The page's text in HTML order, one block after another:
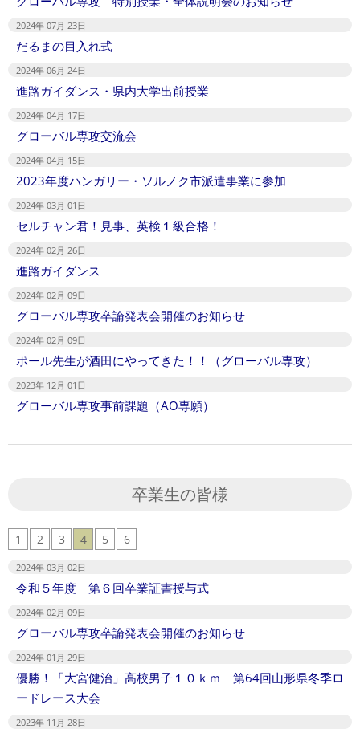
2024年 07月 23日
だるまの目入れ式
2024年 06月 24日
進路ガイダンス・県内大学出前授業
2024年 04月 17日
グローバル専攻交流会
2024年 04月 15日
2023年度ハンガリー・ソルノク市派遣事業に参加
2024年 03月 01日
セルチャン君！見事、英検１級合格！
2024年 02月 26日
進路ガイダンス
2024年 02月 09日
グローバル専攻卒論発表会開催のお知らせ
2024年 02月 09日
ポール先生が酒田にやってきた！！（グローバル専攻）
2023年 12月 01日
グローバル専攻事前課題（AO専願）
卒業生の皆様
1 2 3 4 5 6
2024年 03月 02日
令和５年度 第６回卒業証書授与式
2024年 02月 09日
グローバル専攻卒論発表会開催のお知らせ
2024年 01月 29日
優勝！「大宮健治」高校男子１０ｋｍ 第64回山形県冬季ロ
ードレース大会
2023年 11月 28日